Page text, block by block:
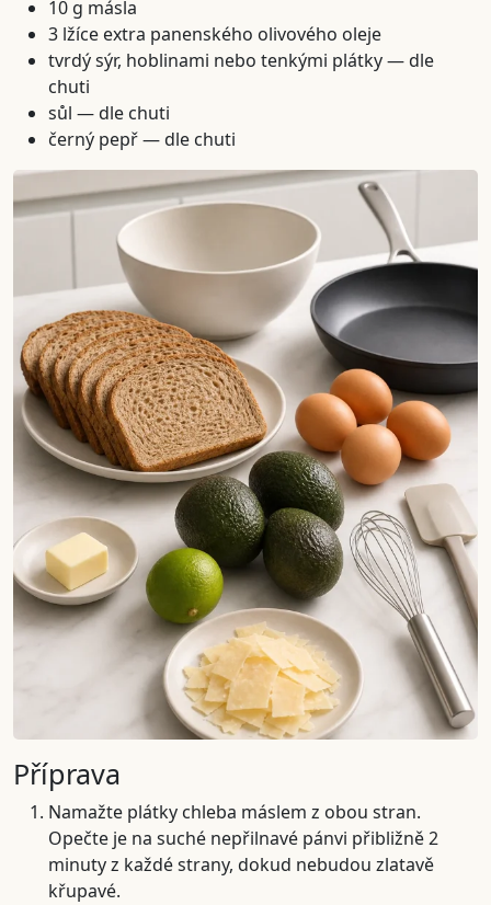
10 g másla
3 lžíce extra panenského olivového oleje
tvrdý sýr, hoblinami nebo tenkými plátky — dle
chuti
sůl — dle chuti
černý pepř — dle chuti
Příprava
Namažte plátky chleba máslem z obou stran.
Opečte je na suché nepřilnavé pánvi přibližně 2
minuty z každé strany, dokud nebudou zlatavě
křupavé.